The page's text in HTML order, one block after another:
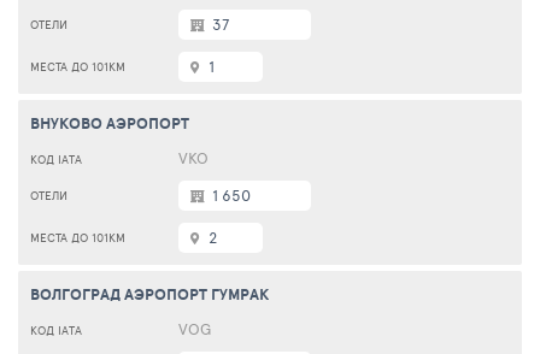
37
1
ВНУКОВО АЭРОПОРТ
VKO
1 650
2
ВОЛГОГРАД АЭРОПОРТ ГУМРАК
VOG